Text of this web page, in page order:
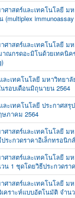
ศาสตร์และเทคโนโลยี ม
ศาสตร์และเทคโนโลยี ม
ณกรดอะมิโนด้วยเทคนิค
ะเทคโนโลยี มหาวิทยาลั
รอบเดือนมิถุนายน 2564
ะเทคโนโลยี ประกาศสรุ
ษภาคม 2564
ศาสตร์และเทคโนโลยี
ระกวดราคาอิเล็กทรอนิก
ศาสตร์และเทคโนโลยี ม
น 1 ชุดโดยวิธีประกวดรา
ศาสตร์และเทคโนโลยี ม
คราะห์แบบอัตโนมัติ จำน